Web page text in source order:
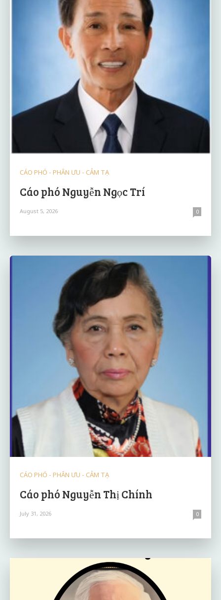
CÁO PHÓ - PHÂN ƯU - CẢM TẠ
Cáo phó Nguyễn Ngọc Trí
August 5, 2026 0
CÁO PHÓ - PHÂN ƯU - CẢM TẠ
Cáo phó Nguyễn Thị Chính
July 31, 2026 0